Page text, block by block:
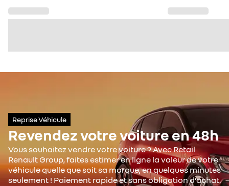
Reprise Véhicule
Revendez votre voiture en 48h
Vous souhaitez vendre votre voiture ? Avec Retail
Renault Group, faites estimer en ligne la valeur de votre
véhicule quelle que soit sa marque, en quelques minutes
seulement ! Paiement rapide et sans obligation d’achat.